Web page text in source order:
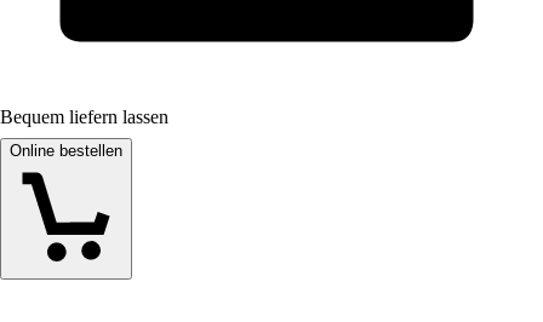
Bequem liefern lassen
Online bestellen